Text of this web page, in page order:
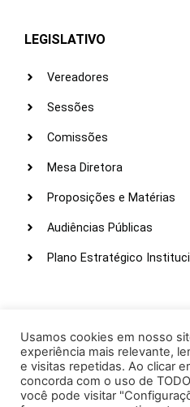
LEGISLATIVO
Vereadores
Sessões
Comissões
Mesa Diretora
Proposições e Matérias
Audiências Públicas
Plano Estratégico
Webmail
Intranet
Administração
Usamos cookies em nosso
experiência mais relevante,
e visitas repetidas. Ao clicar
concorda com o uso de
você pode visitar